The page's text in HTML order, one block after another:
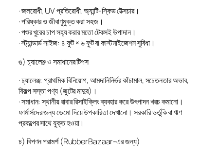
· জলরোধী, UV প্রতিরোধী, অ্যান্টি-স্কিড টেক্সচার।
· পরিষ্কার ও জীবাণুমুক্ত করা সহজ।
· পশুর খুরের চাপ সহ্য করার মতো টেকসই উপাদান।
· স্ট্যান্ডার্ড সাইজ: ৪ ফুট × ৬ ফুট বা কাস্টমাইজেশন সুবিধা।
ঙ) চ্যালেঞ্জ ও সমাধানের টিপস
· চ্যালেঞ্জ: প্রাথমিক বিনিয়োগ, আমদানিনির্ভর কাঁচামাল, সচেতনতার অভাব,
বিকল্প সস্তা পণ্য (জুটের মাদুর)।
· সমাধান: স্থানীয় রাবার রিসাইক্লিং ব্যবহার করে উৎপাদন খরচ কমানো।
ফার্মার্সদের জন্য ডেমো দিয়ে উপকারিতা দেখানো। সরকারি ভর্তুকি বা ঋণ
প্রকল্পের সাথে যুক্ত হওয়া।
চ) বিপণন পরামর্শ (RubberBazaar-এর জন্য)